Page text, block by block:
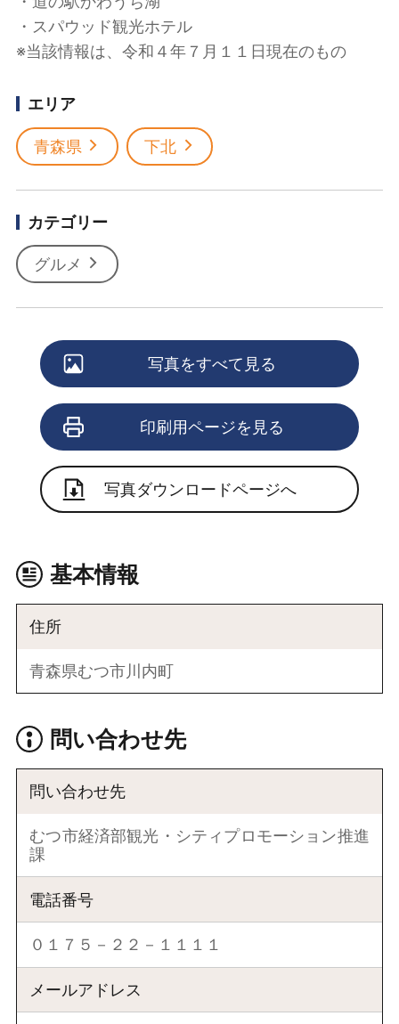
・スパウッド観光ホテル
※当該情報は、令和４年７月１１日現在のもの
エリア
青森県 下北
カテゴリー
グルメ
写真をすべて見る
印刷用ページを見る
写真ダウンロードページへ
基本情報
住所
青森県むつ市川内町
問い合わせ先
問い合わせ先
むつ市経済部観光・シティプロモーション推進
課
電話番号
０１７５－２２－１１１１
メールアドレス